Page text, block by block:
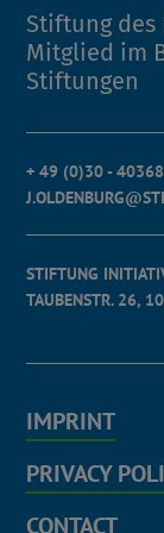
Stiftung des
Mitglied im
Stiftungen
+ 49 (0)30 -
STIFTUNG
TAUBENSTR. 26,
IMPRINT
PRIVACY
CONTACT